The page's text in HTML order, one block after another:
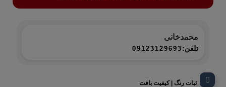
محمدخانی
تلفن: 09123129693
ثبات رنگ | کیفیت بافت